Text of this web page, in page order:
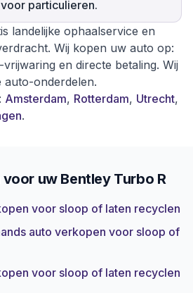
particulieren.
landelijke ophaalservice en
Wij kopen uw auto op:
en directe betaling. Wij
auto-onderdelen.
Amsterdam, Rotterdam, Utrecht,
.
voor uw Bentley Turbo R
voor sloop of laten recyclen
auto verkopen voor sloop of
voor sloop of laten recyclen